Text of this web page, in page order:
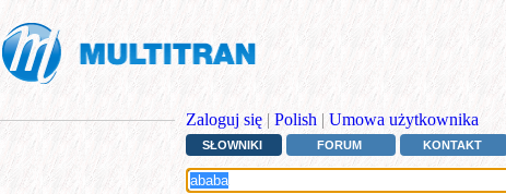
Zaloguj się | Polish | Umowa użytkownika
SŁOWNIKI FORUM KONTAKT